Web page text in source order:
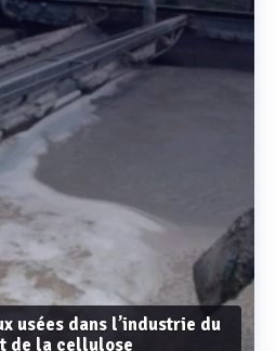
usées dans l’industrie du
de la cellulose